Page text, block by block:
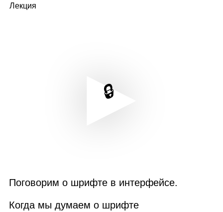
Лекция
Поговорим о шрифте в интерфейсе.
Когда мы думаем о шрифте